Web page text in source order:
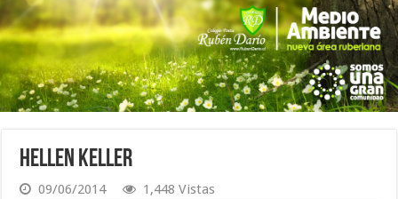
Hellen Keller
09/06/2014 1,448 Vistas